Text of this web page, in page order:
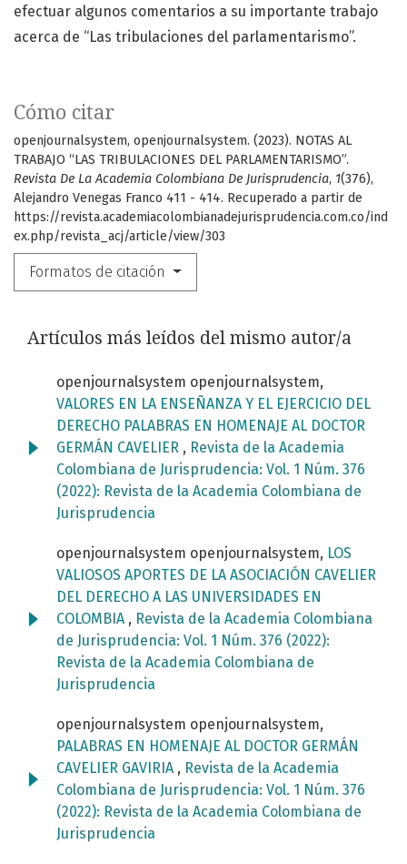
Cómo citar
openjournalsystem, openjournalsystem. (2023). NOTAS AL
TRABAJO “LAS TRIBULACIONES DEL PARLAMENTARISMO”.
Revista De La Academia Colombiana De Jurisprudencia, 1(376),
Alejandro Venegas Franco 411 - 414. Recuperado a partir de
https://revista.academiacolombianadejurisprudencia.com.co/ind
ex.php/revista_acj/article/view/303
Formatos de citación
efectuar algunos comentarios a su importante trabajo
acerca de “Las tribulaciones del parlamentarismo”.
Artículos más leídos del mismo autor/a
openjournalsystem openjournalsystem,
VALORES EN LA ENSEÑANZA Y EL EJERCICIO DEL
DERECHO PALABRAS EN HOMENAJE AL DOCTOR
GERMÁN CAVELIER , Revista de la Academia
Colombiana de Jurisprudencia: Vol. 1 Núm. 376
(2022): Revista de la Academia Colombiana de
Jurisprudencia
openjournalsystem openjournalsystem, LOS
VALIOSOS APORTES DE LA ASOCIACIÓN CAVELIER
DEL DERECHO A LAS UNIVERSIDADES EN
COLOMBIA , Revista de la Academia Colombiana
de Jurisprudencia: Vol. 1 Núm. 376 (2022):
Revista de la Academia Colombiana de
Jurisprudencia
openjournalsystem openjournalsystem,
PALABRAS EN HOMENAJE AL DOCTOR GERMÁN
CAVELIER GAVIRIA , Revista de la Academia
Colombiana de Jurisprudencia: Vol. 1 Núm. 376
(2022): Revista de la Academia Colombiana de
Jurisprudencia